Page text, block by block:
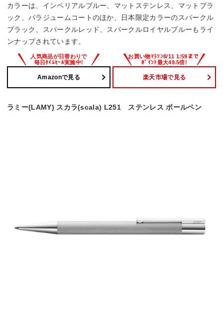
カラーは、インペリアルブルー、マットステンレス、マットブラ
ック、パラジュームコートのほか、日本限定カラーのスパークル
ブラック、スパークルレッド、スパークルロイヤルブルーもライ
ンナップされています。
Amazonで見る 楽天市場で見る
ラミー(LAMY) スカラ(scala) L251 ステンレス ボールペン